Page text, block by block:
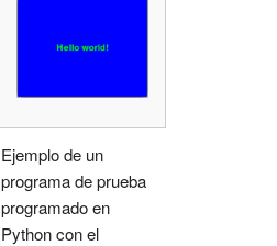
Ejemplo de un
programa de prueba
programado en
Python con el